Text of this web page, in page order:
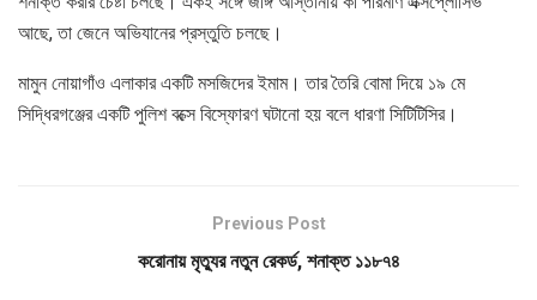
আছে, তা জেনে অভিযানের প্রস্তুতি চলছে।
মামুন নোয়াগাঁও এলাকার একটি মসজিদের ইমাম। তার তৈরি বোমা দিয়ে ১৯ মে
সিদ্ধিরগঞ্জের একটি পুলিশ বক্সে বিস্ফোরণ ঘটানো হয় বলে ধারণা সিটিটিসির।
Previous Post
করোনায় মৃত্যুর নতুন রেকর্ড, শনাক্ত ১১৮৭৪